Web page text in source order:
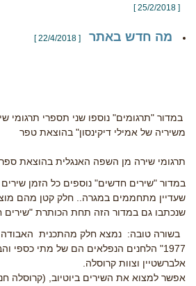
[ 25/2/2018 ]
מה חדש באתר [ 22/4/2018 ]
במדור "תרגומים" נוספו שני תספרי תרגומי
משיריה של אמילי דיקינסון" בהוצאת טפר
ן "תני לו
תרגומי שירה מן השפה האנגלית בהוצאת
במדור "שירים חדשים" נוספים כל הזמן
שעדיין מתחממים במגרה.. חלק קטן מהם
שנכתבו גם במדור הזה תחת הכותרת "שירים
בשורה טובה: נמצא חלק מהתכנית האבודה
1977" הלחנים הנפלאים הם של מתי כספי
אלברשטיין וצוות קרוסלה.